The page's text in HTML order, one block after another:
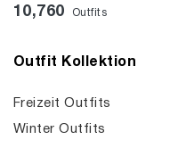
10,760 Outfits
Outfit Kollektion
Freizeit Outfits
Winter Outfits